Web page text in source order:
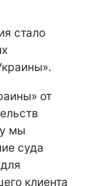
стало
от
мы
суда
клиента